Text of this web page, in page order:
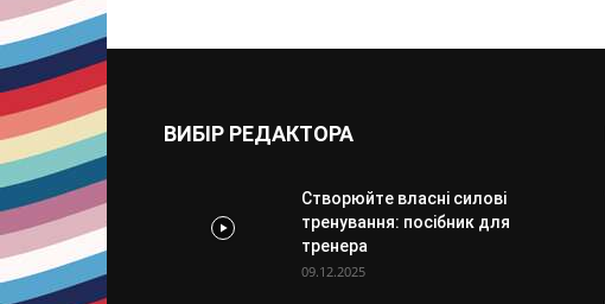
ВИБІР РЕДАКТОРА
Створюйте власні силові
тренування: посібник для
тренера
09.12.2025